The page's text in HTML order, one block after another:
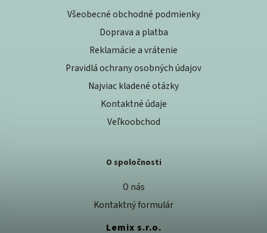
Všeobecné obchodné podmienky
Doprava a platba
Reklamácie a vrátenie
Pravidlá ochrany osobných údajov
Najviac kladené otázky
Kontaktné údaje
Veľkoobchod
O spoločnosti
O nás
Kontaktný formulár
Lemix s.r.o.